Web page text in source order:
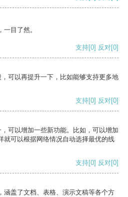
目了然。
支持[0] 反对[0]
可以再提升一下，比如能够支持更多地
支持[0] 反对[0]
可以增加一些新功能。比如，可以增加
就可以根据网络情况自动选择最优的线
支持[0] 反对[0]
涵盖了文档、表格、演示文稿等各个方